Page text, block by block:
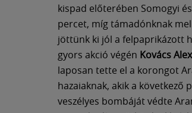
kispad előterében Somogyi
percet, míg támadónknak
jöttünk ki jól a felpaprikázott
gyors akció végén Kovács Alex
laposan tette el a korongot
hazaiaknak, akik a következő
veszélyes bombáját védte